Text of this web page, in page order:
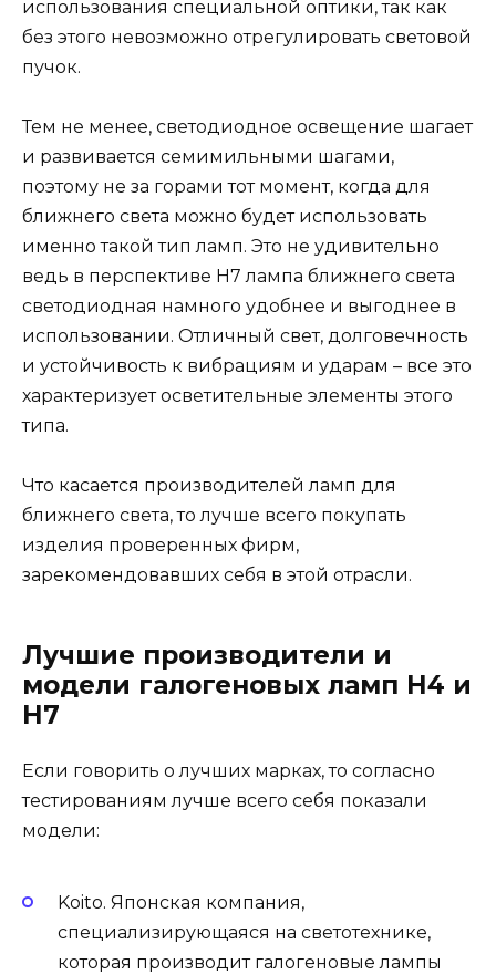
использования специальной оптики, так как
без этого невозможно отрегулировать световой
пучок.
Тем не менее, светодиодное освещение шагает
и развивается семимильными шагами,
поэтому не за горами тот момент, когда для
ближнего света можно будет использовать
именно такой тип ламп. Это не удивительно
ведь в перспективе H7 лампа ближнего света
светодиодная намного удобнее и выгоднее в
использовании. Отличный свет, долговечность
и устойчивость к вибрациям и ударам – все это
характеризует осветительные элементы этого
типа.
Что касается производителей ламп для
ближнего света, то лучше всего покупать
изделия проверенных фирм,
зарекомендовавших себя в этой отрасли.
Лучшие производители и
модели галогеновых ламп H4 и
H7
Если говорить о лучших марках, то согласно
тестированиям лучше всего себя показали
модели:
Koito. Японская компания,
специализирующаяся на светотехнике,
которая производит галогеновые лампы